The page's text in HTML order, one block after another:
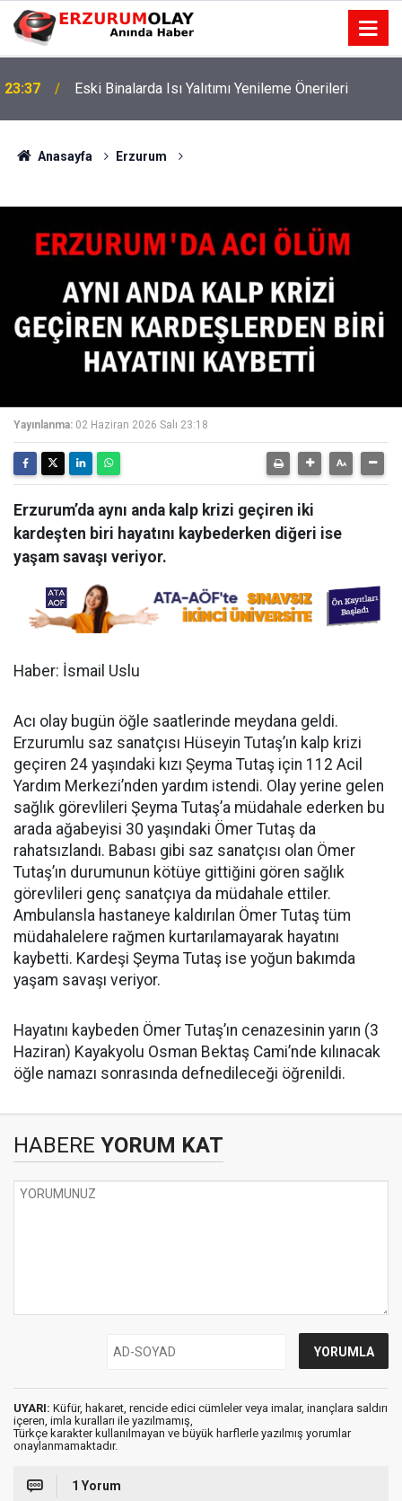
23:37 Eski Binalarda Isı Yalıtımı Yenileme Önerileri
Anasayfa Erzurum
Yayınlanma: 02 Haziran 2026 Salı 23:18
Erzurum’da aynı anda kalp krizi geçiren iki
kardeşten biri hayatını kaybederken diğeri ise
yaşam savaşı veriyor.
Haber: İsmail Uslu
Acı olay bugün öğle saatlerinde meydana geldi.
Erzurumlu saz sanatçısı Hüseyin Tutaş’ın kalp krizi
geçiren 24 yaşındaki kızı Şeyma Tutaş için 112 Acil
Yardım Merkezi’nden yardım istendi. Olay yerine gelen
sağlık görevlileri Şeyma Tutaş’a müdahale ederken bu
arada ağabeyisi 30 yaşındaki Ömer Tutaş da
rahatsızlandı. Babası gibi saz sanatçısı olan Ömer
Tutaş’ın durumunun kötüye gittiğini gören sağlık
görevlileri genç sanatçıya da müdahale ettiler.
Ambulansla hastaneye kaldırılan Ömer Tutaş tüm
müdahalelere rağmen kurtarılamayarak hayatını
kaybetti. Kardeşi Şeyma Tutaş ise yoğun bakımda
yaşam savaşı veriyor.
Hayatını kaybeden Ömer Tutaş’ın cenazesinin yarın (3
Haziran) Kayakyolu Osman Bektaş Cami’nde kılınacak
öğle namazı sonrasında defnedileceği öğrenildi.
HABERE YORUM KAT
UYARI: Küfür, hakaret, rencide edici cümleler veya imalar, inançlara saldırı
içeren, imla kuralları ile yazılmamış,
Türkçe karakter kullanılmayan ve büyük harflerle yazılmış yorumlar
onaylanmamaktadır.
1 Yorum